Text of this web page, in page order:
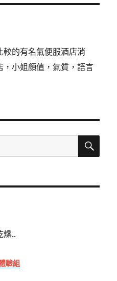
較的有名氣便服酒店消
，小姐顏值，氣質，語言
搜
燥..
驗組